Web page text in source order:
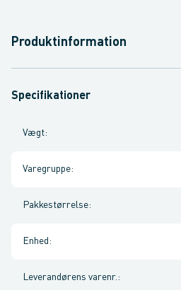
Produktinformation
Specifikationer
Vægt:
Varegruppe:
Pakkestørrelse:
Enhed :
Leverandørens varenr. :